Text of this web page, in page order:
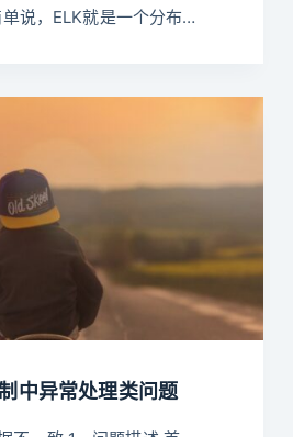
说，ELK就是一个分布…
中异常处理类问题